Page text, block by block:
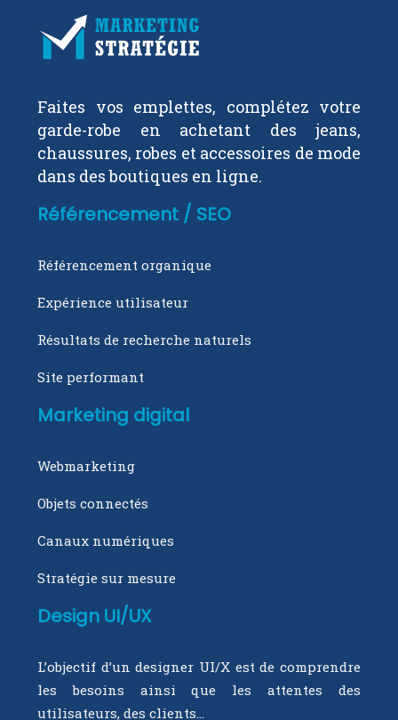
Faites vos emplettes, complétez votre
garde-robe en achetant des jeans,
chaussures, robes et accessoires de mode
dans des boutiques en ligne.
Référencement / SEO
Référencement organique
Expérience utilisateur
Résultats de recherche naturels
Site performant
Marketing digital
Webmarketing
Objets connectés
Canaux numériques
Stratégie sur mesure
Design UI/UX
L’objectif d’un designer UI/X est de comprendre
les besoins ainsi que les attentes des
utilisateurs, des clients…